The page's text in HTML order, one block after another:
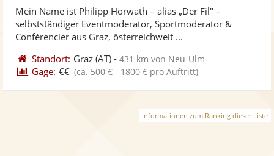
Mein Name ist Philipp Horwath – alias „Der Fil" –
selbstständiger Eventmoderator, Sportmoderator &
Conférencier aus Graz, österreichweit ...
Standort: Graz (AT) -431 km von Neu-Ulm
Gage: €€ (ca. 500 € - 1800 € pro Auftritt)
Informationen zum Ranking dieser Liste